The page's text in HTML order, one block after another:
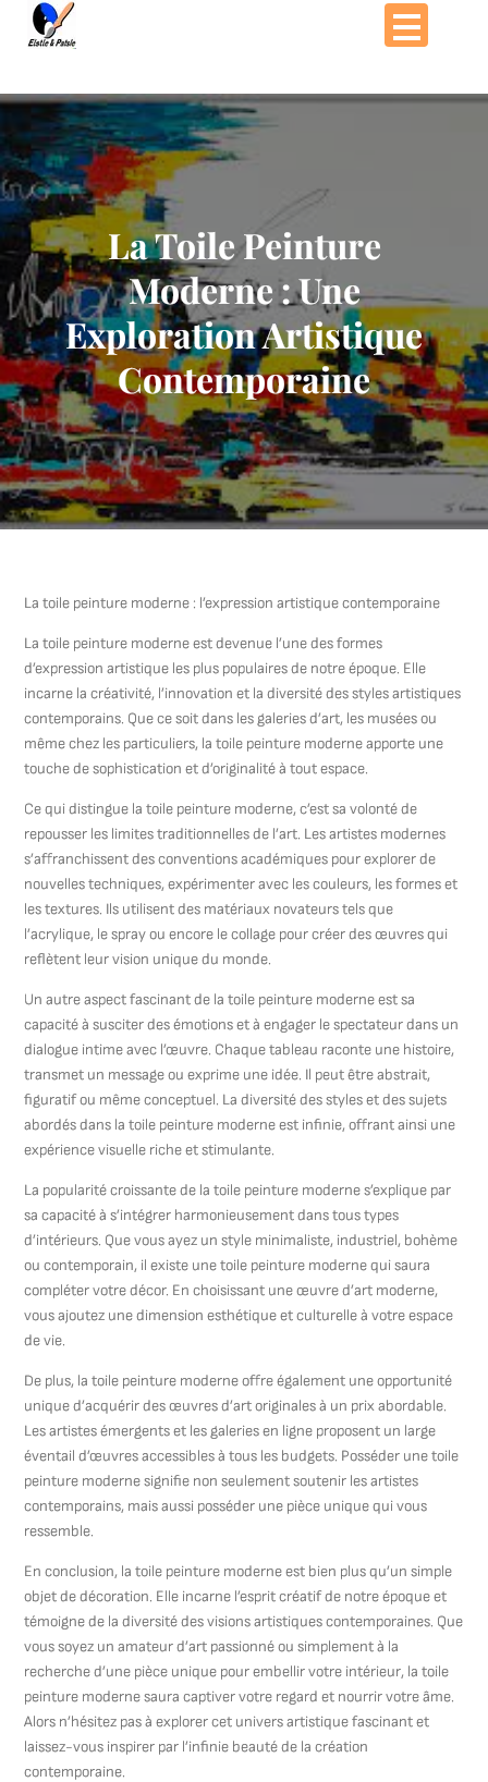
Passer
La Toile Peinture
Moderne : Une
Exploration Artistique
Contemporaine
La toile peinture moderne : l’expression artistique contemporaine
La toile peinture moderne est devenue l’une des formes
d’expression artistique les plus populaires de notre époque. Elle
incarne la créativité, l’innovation et la diversité des styles artistiques
contemporains. Que ce soit dans les galeries d’art, les musées ou
même chez les particuliers, la toile peinture moderne apporte une
touche de sophistication et d’originalité à tout espace.
Ce qui distingue la toile peinture moderne, c’est sa volonté de
repousser les limites traditionnelles de l’art. Les artistes modernes
s’affranchissent des conventions académiques pour explorer de
nouvelles techniques, expérimenter avec les couleurs, les formes et
les textures. Ils utilisent des matériaux novateurs tels que
l’acrylique, le spray ou encore le collage pour créer des œuvres qui
reflètent leur vision unique du monde.
Un autre aspect fascinant de la toile peinture moderne est sa
capacité à susciter des émotions et à engager le spectateur dans un
dialogue intime avec l’œuvre. Chaque tableau raconte une histoire,
transmet un message ou exprime une idée. Il peut être abstrait,
figuratif ou même conceptuel. La diversité des styles et des sujets
abordés dans la toile peinture moderne est infinie, offrant ainsi une
expérience visuelle riche et stimulante.
La popularité croissante de la toile peinture moderne s’explique par
sa capacité à s’intégrer harmonieusement dans tous types
d’intérieurs. Que vous ayez un style minimaliste, industriel, bohème
ou contemporain, il existe une toile peinture moderne qui saura
compléter votre décor. En choisissant une œuvre d’art moderne,
vous ajoutez une dimension esthétique et culturelle à votre espace
de vie.
De plus, la toile peinture moderne offre également une opportunité
unique d’acquérir des œuvres d’art originales à un prix abordable.
Les artistes émergents et les galeries en ligne proposent un large
éventail d’œuvres accessibles à tous les budgets. Posséder une toile
peinture moderne signifie non seulement soutenir les artistes
contemporains, mais aussi posséder une pièce unique qui vous
ressemble.
En conclusion, la toile peinture moderne est bien plus qu’un simple
objet de décoration. Elle incarne l’esprit créatif de notre époque et
témoigne de la diversité des visions artistiques contemporaines. Que
vous soyez un amateur d’art passionné ou simplement à la
recherche d’une pièce unique pour embellir votre intérieur, la toile
peinture moderne saura captiver votre regard et nourrir votre âme.
Alors n’hésitez pas à explorer cet univers artistique fascinant et
laissez-vous inspirer par l’infinie beauté de la création
contemporaine.